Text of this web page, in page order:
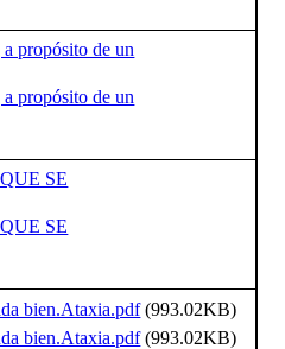
propósito de un
propósito de un
SE
SE
bien.Ataxia.pdf(993.02KB)
bien.Ataxia.pdf(993.02KB)